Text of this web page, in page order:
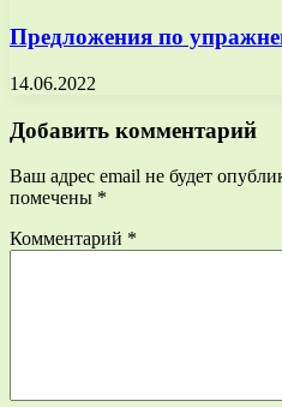
Предложения по
14.06.2022
Добавить комментарий
Ваш адрес email не будет
помечены *
Комментарий *